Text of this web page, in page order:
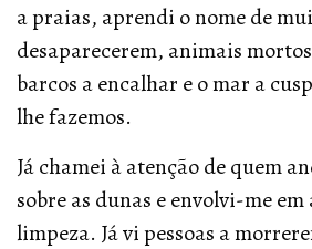
a praias, aprendi o nome de
desaparecerem, animais
barcos a encalhar e o mar a
lhe fazemos.
Já chamei à atenção de quem
sobre as dunas e envolvi-me
limpeza. Já vi pessoas a